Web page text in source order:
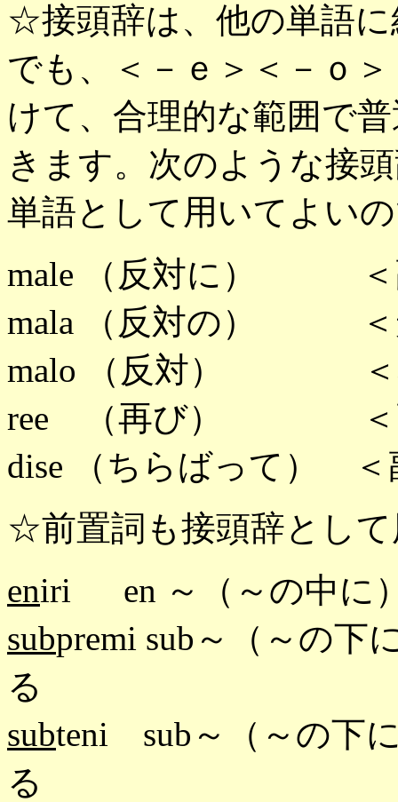
☆接頭辞は、他の単語
でも、＜－ｅ＞＜－ｏ
けて、合理的な範囲で
きます。次のような接
単語として用いてよい
male （反対に） ＜
mala （反対の） ＜
malo （反対） ＜
ree （再び） ＜
dise （ちらばって）
☆前置詞も接頭辞とし
eniri en ～（～の中
subpremi sub～（～の
る
subteni sub～（～の下
る